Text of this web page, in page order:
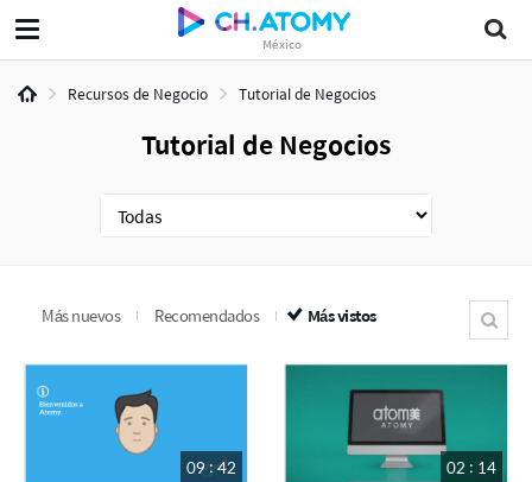
México
Recursos de Negocio Tutorial de Negocios
Tutorial de Negocios
Más nuevos Recomendados Más vistos
09 : 42 02 : 14